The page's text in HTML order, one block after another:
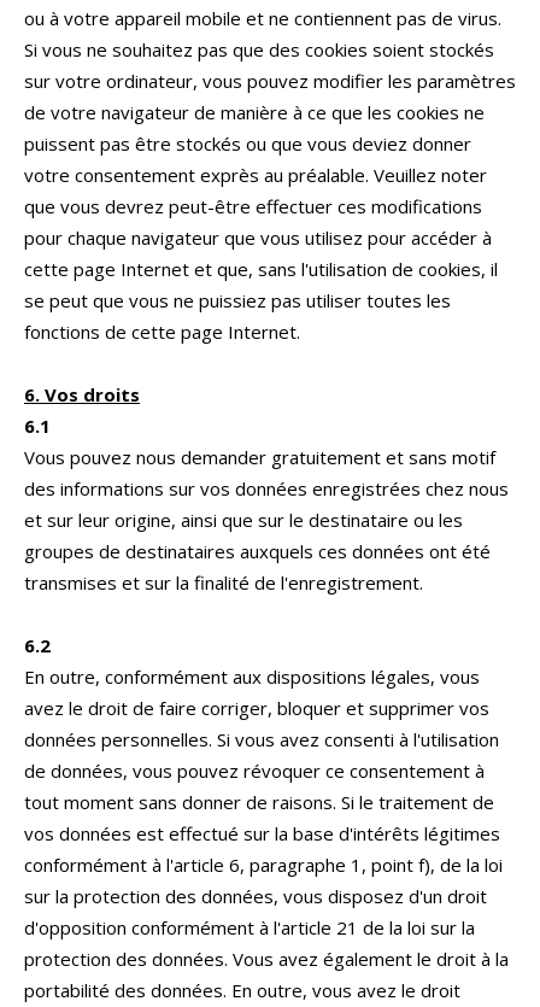
ou à votre appareil mobile et ne contiennent pas de virus.
Si vous ne souhaitez pas que des cookies soient stockés
sur votre ordinateur, vous pouvez modifier les paramètres
de votre navigateur de manière à ce que les cookies ne
puissent pas être stockés ou que vous deviez donner
votre consentement exprès au préalable. Veuillez noter
que vous devrez peut-être effectuer ces modifications
pour chaque navigateur que vous utilisez pour accéder à
cette page Internet et que, sans l'utilisation de cookies, il
se peut que vous ne puissiez pas utiliser toutes les
fonctions de cette page Internet.
6. Vos droits
6.1
Vous pouvez nous demander gratuitement et sans motif
des informations sur vos données enregistrées chez nous
et sur leur origine, ainsi que sur le destinataire ou les
groupes de destinataires auxquels ces données ont été
transmises et sur la finalité de l'enregistrement.
6.2
En outre, conformément aux dispositions légales, vous
avez le droit de faire corriger, bloquer et supprimer vos
données personnelles. Si vous avez consenti à l'utilisation
de données, vous pouvez révoquer ce consentement à
tout moment sans donner de raisons. Si le traitement de
vos données est effectué sur la base d'intérêts légitimes
conformément à l'article 6, paragraphe 1, point f), de la loi
sur la protection des données, vous disposez d'un droit
d'opposition conformément à l'article 21 de la loi sur la
protection des données. Vous avez également le droit à la
portabilité des données. En outre, vous avez le droit